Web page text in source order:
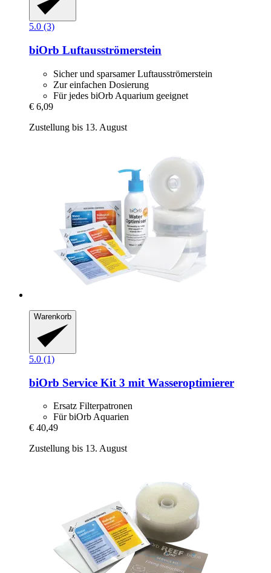
5.0 (3)
biOrb Luftausströmerstein
Sicher und sparsamer Luftausströmerstein
Zur einfachen Dosierung
Für jedes biOrb Aquarium geeignet
€ 6,09
Zustellung bis 13. August
Warenkorb
5.0 (1)
biOrb Service Kit 3 mit Wasseroptimierer
Ersatz Filterpatronen
Für biOrb Aquarien
€ 40,49
Zustellung bis 13. August